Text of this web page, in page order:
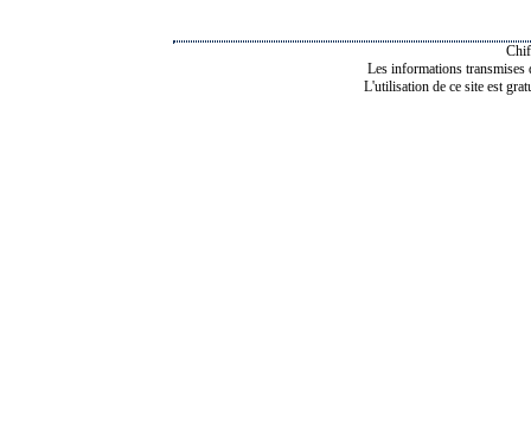
Les informations transmises
L'utilisation de ce site est